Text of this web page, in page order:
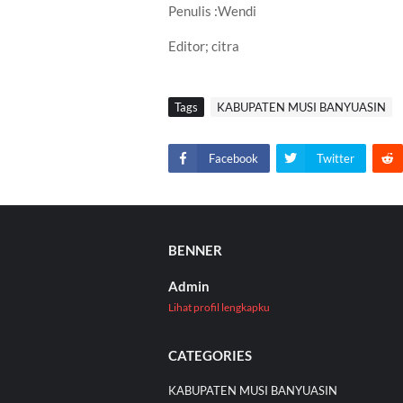
Penulis :Wendi
Editor; citra
Tags KABUPATEN MUSI BANYUASIN
Facebook Twitter
BENNER
Admin
Lihat profil lengkapku
CATEGORIES
KABUPATEN MUSI BANYUASIN